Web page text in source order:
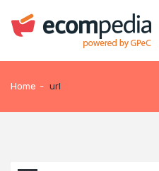
Home - url